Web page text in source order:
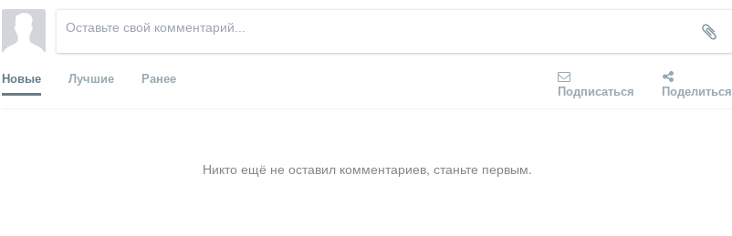
Новые Лучшие Ранее
Подписаться Поделиться
Никто ещё не оставил комментариев, станьте первым.